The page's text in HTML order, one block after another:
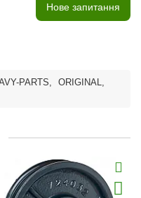
Нове запитання
PARTS, ORIGINAL,